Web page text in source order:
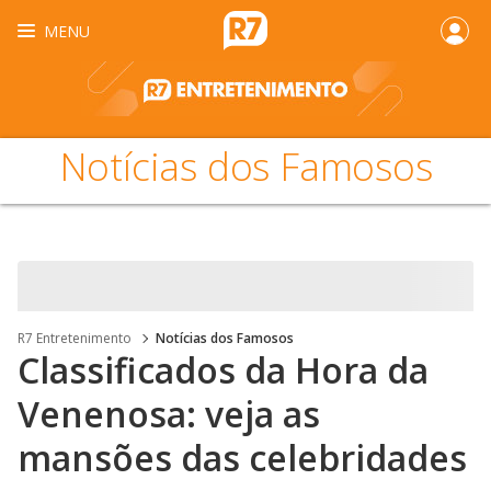
MENU
Notícias dos Famosos
R7 Entretenimento Notícias dos Famosos
Classificados da Hora da
Venenosa: veja as
mansões das celebridades